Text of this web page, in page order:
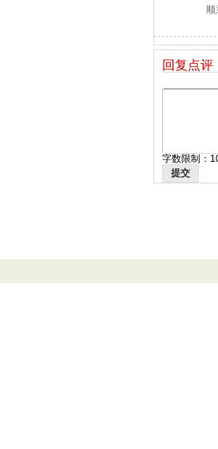
回复点评
字数限制：
提交